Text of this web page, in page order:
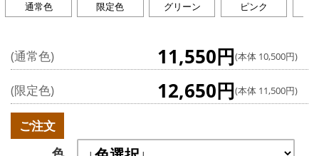
通常色 限定色 グリーン ピンク
(通常色) 11,550円(本体 10,500円)
(限定色) 12,650円(本体 11,500円)
ご注文